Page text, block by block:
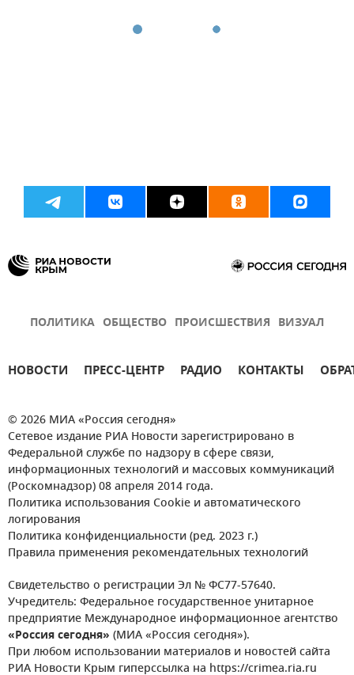
ПОЛИТИКА ОБЩЕСТВО ПРОИСШЕСТВИЯ ВИЗУАЛ
НОВОСТИ ПРЕСС-ЦЕНТР РАДИО КОНТАКТЫ
© 2026 МИА «Россия сегодня»
Сетевое издание РИА Новости зарегистрировано в
Федеральной службе по надзору в сфере связи,
информационных технологий и массовых коммуникаций
(Роскомнадзор) 08 апреля 2014 года.
Политика использования Cookie и автоматического
логирования
Политика конфиденциальности (ред. 2023 г.)
Правила применения рекомендательных технологий
Свидетельство о регистрации Эл № ФС77-57640.
Учредитель: Федеральное государственное унитарное
предприятие Международное информационное агентство
«Россия сегодня» (МИА «Россия сегодня»).
При любом использовании материалов и новостей сайта
РИА Новости Крым гиперссылка на https://crimea.ria.ru